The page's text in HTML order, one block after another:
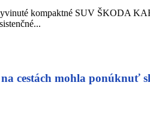
kompaktné SUV ŠKODA
cestách mohla ponúknuť